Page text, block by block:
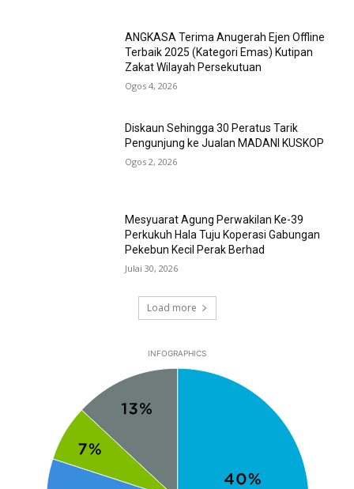
ANGKASA Terima Anugerah Ejen Offline
Terbaik 2025 (Kategori Emas) Kutipan
Zakat Wilayah Persekutuan
Ogos 4, 2026
Diskaun Sehingga 30 Peratus Tarik
Pengunjung ke Jualan MADANI KUSKOP
Ogos 2, 2026
Mesyuarat Agung Perwakilan Ke-39
Perkukuh Hala Tuju Koperasi Gabungan
Pekebun Kecil Perak Berhad
Julai 30, 2026
Load more
INFOGRAPHICS